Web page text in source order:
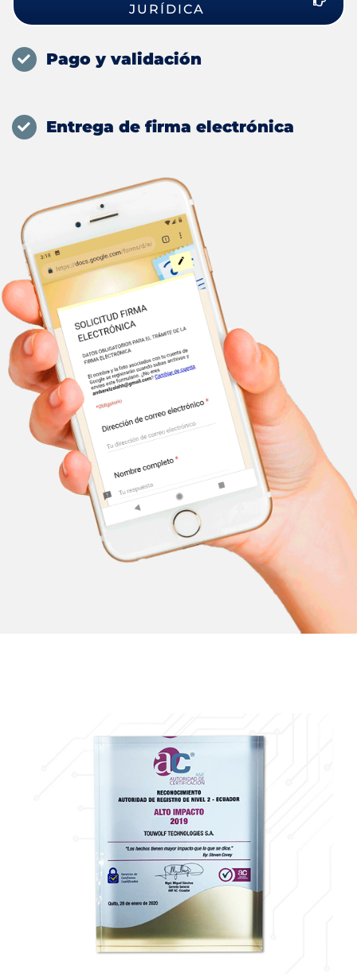
JURÍDICA
Pago y validación
Entrega de firma electrónica